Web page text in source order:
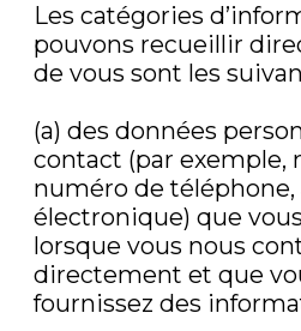
Les catégories
pouvons recueillir
de vous sont les
(a) des données
contact (par exemple,
numéro de téléphone,
électronique) que
lorsque vous nous
directement et que
fournissez des